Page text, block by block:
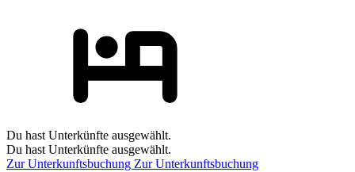
Du hast Unterkünfte ausgewählt.
Du hast Unterkünfte ausgewählt.
Zur Unterkunftsbuchung Zur Unterkunftsbuchung